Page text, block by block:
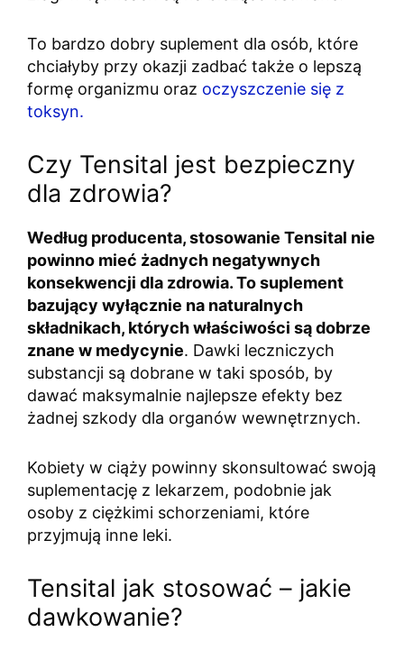
To bardzo dobry suplement dla osób, które
chciałyby przy okazji zadbać także o lepszą
formę organizmu oraz oczyszczenie się z
toksyn.
Czy Tensital jest bezpieczny
dla zdrowia?
Według producenta, stosowanie Tensital nie
powinno mieć żadnych negatywnych
konsekwencji dla zdrowia. To suplement
bazujący wyłącznie na naturalnych
składnikach, których właściwości są dobrze
znane w medycynie. Dawki leczniczych
substancji są dobrane w taki sposób, by
dawać maksymalnie najlepsze efekty bez
żadnej szkody dla organów wewnętrznych.
Kobiety w ciąży powinny skonsultować swoją
suplementację z lekarzem, podobnie jak
osoby z ciężkimi schorzeniami, które
przyjmują inne leki.
Tensital jak stosować – jakie
dawkowanie?